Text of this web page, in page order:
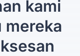
kami
mereka